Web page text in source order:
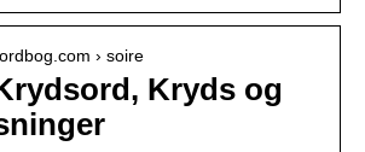
› soire
Kryds og